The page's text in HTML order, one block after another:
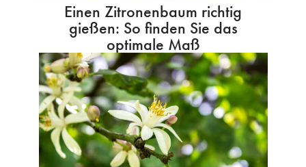
Einen Zitronenbaum richtig
gießen: So finden Sie das
optimale Maß